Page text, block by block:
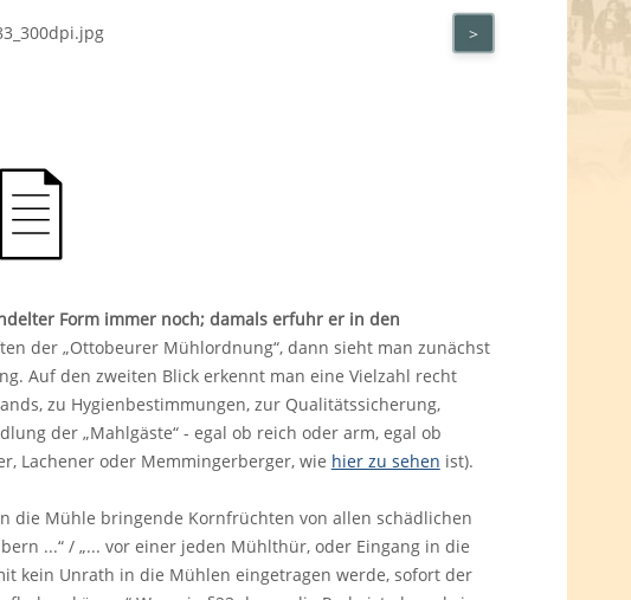
>
Form immer noch; damals erfuhr er in den
der „Ottobeurer Mühlordnung“, dann sieht man zunächst
Auf den zweiten Blick erkennt man eine Vielzahl recht
zu Hygienbestimmungen, zur Qualitätssicherung,
der „Mahlgäste“ - egal ob reich oder arm, egal ob
Lachener oder Memmingerberger, wie hier zu sehen ist).
die Mühle bringende Kornfrüchten von allen schädlichen
...“ / „... vor einer jeden Mühlthür, oder Eingang in die
kein Unrath in die Mühlen eingetragen werde, sofort der